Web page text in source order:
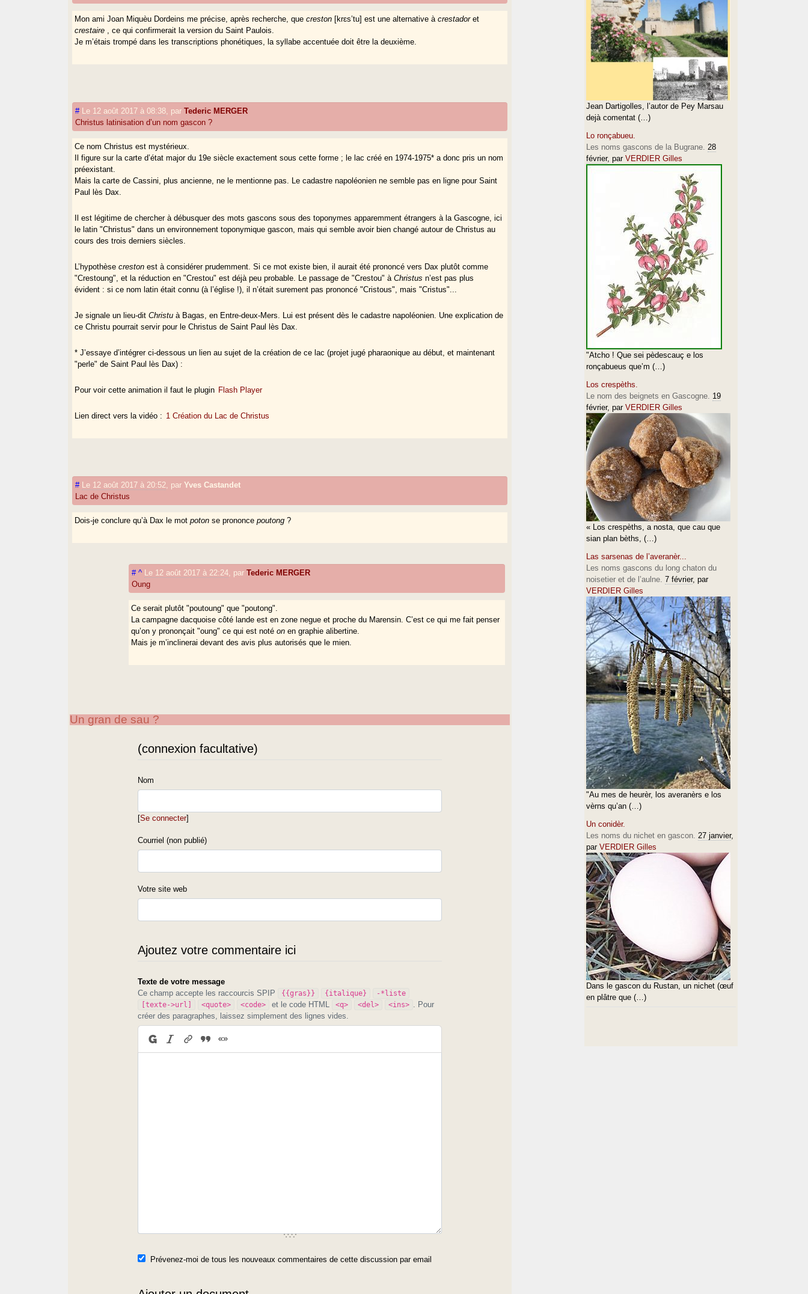
Mon ami Joan Miquèu Dordeins me précise, après recherche, quecreston [krɛs’tu] est une alternative àcrestadoret
crestaire , ce qui confirmerait la version du Saint Paulois.
Je m’étais trompé dans les transcriptions phonétiques, la syllabe accentuée doit être la deuxième.
# Le 12 août 2017 à 08:38 parTederic MERGER
Christus latinisation d’un nom gascon ?
Ce nom Christus est mystérieux.
Il figure sur la carte d’état major du 19e siècle exactement sous cette forme ; le lac créé en 1974-1975* a donc pris un nom
préexistant.
Mais la carte de Cassini, plus ancienne, ne le mentionne pas. Le cadastre napoléonien ne semble pas en ligne pour Saint
Paul lès Dax.
Il est légitime de chercher à débusquer des mots gascons sous des toponymes apparemment étrangers à la Gascogne, ici
le latin "Christus" dans un environnement toponymique gascon, mais qui semble avoir bien changé autour de Christus au
cours des trois derniers siècles.
L’hypothèsecreston est à considérer prudemment. Si ce mot existe bien, il aurait été prononcé vers Dax plutôt comme
"Crestoung", et la réduction en "Crestou" est déjà peu probable. Le passage de "Crestou" àChristus n’est pas plus
évident : si ce nom latin était connu (à l’église !), il n’était surement pas prononcé "Cristous", mais "Cristus"...
Je signale un lieu-ditChristu à Bagas, en Entre-deux-Mers. Lui est présent dès le cadastre napoléonien. Une explication de
ce Christu pourrait servir pour le Christus de Saint Paul lès Dax.
* J’essaye d’intégrer ci-dessous un lien au sujet de la création de ce lac (projet jugé pharaonique au début, et maintenant
"perle" de Saint Paul lès Dax) :
Pour voir cette animation il faut le plugin Flash Player
Lien direct vers la vidéo : 1 Création du Lac de Christus
# Le 12 août 2017 à 20:52 parYves Castandet
Lac de Christus
Dois-je conclure qu’à Dax le motpotonse prononcepoutong ?
# ^ Le 12 août 2017 à 22:24 parTederic MERGER
Oung
Ce serait plutôt "poutoung" que "poutong".
La campagne dacquoise côté lande est en zone negue et proche du Marensin. C’est ce qui me fait penser
qu’on y prononçait "oung" ce qui est notéon en graphie alibertine.
Mais je m’inclinerai devant des avis plus autorisés que le mien.
Un gran de sau ?
(connexion facultative)
Nom
[Se connecter]
Courriel (non publié)
Votre site web
Ajoutez votre commentaire ici
Texte de votre message
Ce champ accepte les raccourcis SPIP
{{gras}} {italique}
-*liste
[texte->url]
<quote> <code> et le code HTML <q> <del> <ins>
. Pour
créer des paragraphes, laissez simplement des lignes vides.
Prévenez-moi de tous les nouveaux commentaires de cette discussion par email
Jean Dartigolles, l’autor de Pey Marsau
dejà comentat (…)
Lo ronçabueu.
Les noms gascons de la Bugrane. 28
février, par VERDIER Gilles
"Atcho ! Que sei pèdescauç e los
ronçabueus que’m (…)
Los crespèths.
Le nom des beignets en Gascogne. 19
février, par VERDIER Gilles
« Los crespèths, a nosta, que cau que
sian plan bèths, (…)
Las sarsenas de l’averanèr...
Les noms gascons du long chaton du
noisetier et de l’aulne. 7 février, par
VERDIER Gilles
"Au mes de heurèr, los averanèrs e los
vèrns qu’an (…)
Un conidèr.
Les noms du nichet en gascon. 27 janvier,
par VERDIER Gilles
Dans le gascon du Rustan, un nichet (œuf
en plâtre que (…)